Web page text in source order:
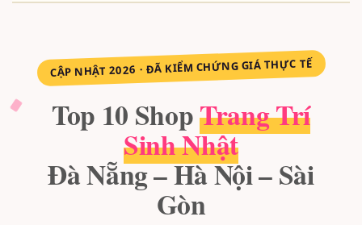
CẬP NHẬT 2026 · ĐÃ KIỂM CHỨNG GIÁ THỰC TẾ
Top 10 ShopTrang Trí
Sinh Nhật
Đà Nẵng – Hà Nội – Sài
Gòn